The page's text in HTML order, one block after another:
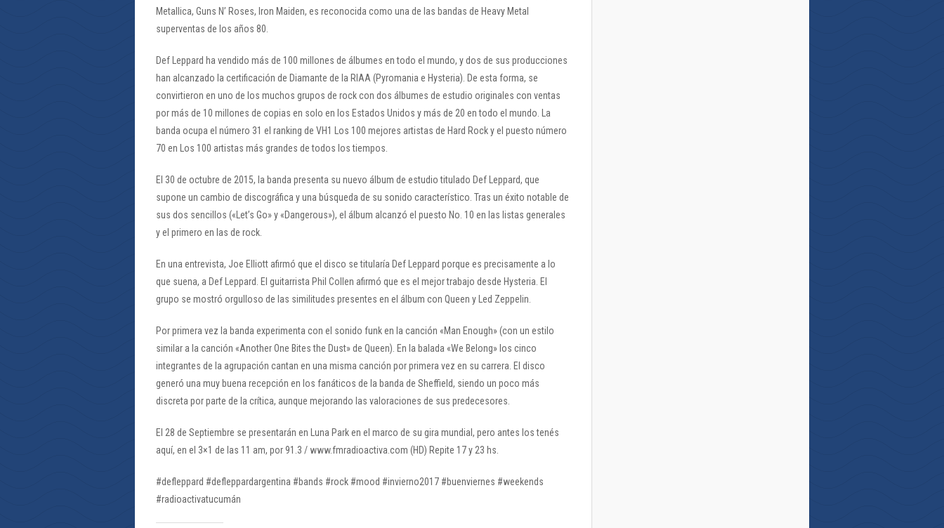
Metallica, Guns N’ Roses, Iron Maiden, es reconocida como una de las bandas de Heavy Metal
superventas de los años 80.
Def Leppard ha vendido más de 100 millones de álbumes en todo el mundo, y dos de sus producciones
han alcanzado la certificación de Diamante de la RIAA (Pyromania e Hysteria). De esta forma, se
convirtieron en uno de los muchos grupos de rock con dos álbumes de estudio originales con ventas
por más de 10 millones de copias en solo en los Estados Unidos y más de 20 en todo el mundo. La
banda ocupa el número 31 el ranking de VH1 Los 100 mejores artistas de Hard Rock y el puesto número
70 en Los 100 artistas más grandes de todos los tiempos.
El 30 de octubre de 2015, la banda presenta su nuevo álbum de estudio titulado Def Leppard, que
supone un cambio de discográfica y una búsqueda de su sonido característico. Tras un éxito notable de
sus dos sencillos («Let’s Go» y «Dangerous»), el álbum alcanzó el puesto No. 10 en las listas generales
y el primero en las de rock.
En una entrevista, Joe Elliott afirmó que el disco se titularía Def Leppard porque es precisamente a lo
que suena, a Def Leppard. El guitarrista Phil Collen afirmó que es el mejor trabajo desde Hysteria. El
grupo se mostró orgulloso de las similitudes presentes en el álbum con Queen y Led Zeppelin.
Por primera vez la banda experimenta con el sonido funk en la canción «Man Enough» (con un estilo
similar a la canción «Another One Bites the Dust» de Queen). En la balada «We Belong» los cinco
integrantes de la agrupación cantan en una misma canción por primera vez en su carrera. El disco
generó una muy buena recepción en los fanáticos de la banda de Sheffield, siendo un poco más
discreta por parte de la crítica, aunque mejorando las valoraciones de sus predecesores.
El 28 de Septiembre se presentarán en Luna Park en el marco de su gira mundial, pero antes los tenés
aquí, en el 3×1 de las 11 am, por 91.3 / www.fmradioactiva.com (HD) Repite 17 y 23 hs.
#defleppard #defleppardargentina #bands #rock #mood #invierno2017 #buenviernes #weekends
#radioactivatucumán